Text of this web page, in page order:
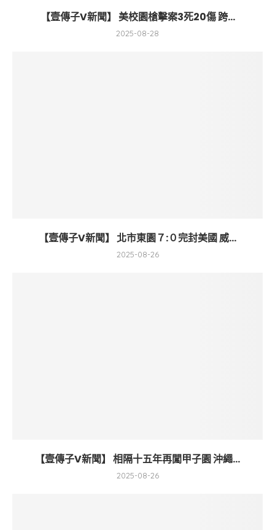
【壹傳子V新聞】 美校園槍擊案3死20傷 跨...
2025-08-28
【壹傳子V新聞】 北市東園７:０完封美國 威...
2025-08-26
【壹傳子V新聞】 相隔十五年再闖甲子園 沖繩...
2025-08-26